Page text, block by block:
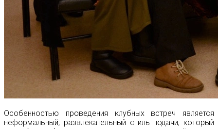
Особенностью проведения клубных встреч является
неформальный, развлекательный стиль подачи, который